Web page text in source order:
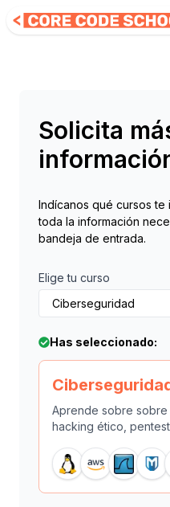
Solicita
Indícanos qué cursos te
toda la información
bandeja de entrada.
Elige tu curso
Ciberseguridad
Has seleccionado:
Aprende sobre
hacking ético,
Linux Amazon